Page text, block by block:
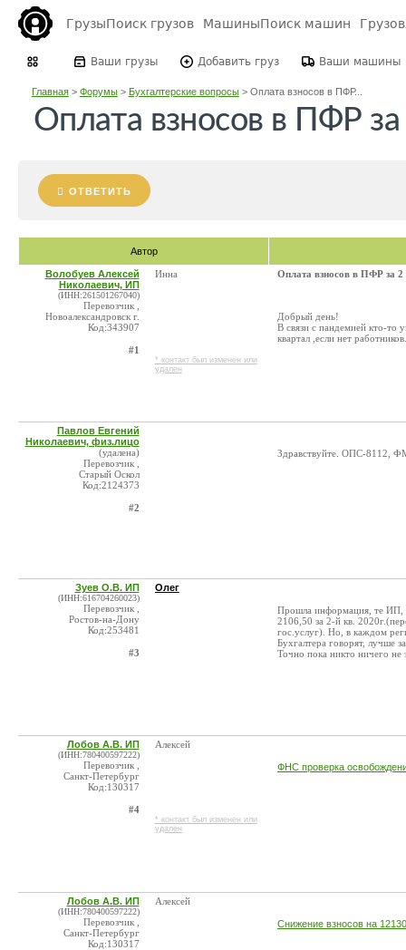
ГрузыПоиск грузов МашиныПоиск машин
Ваши грузы Добавить груз Ваши машины
Главная> Форумы> Бухгалтерские вопросы> Оплата взносов в ПФР...
Оплата взносов в ПФР за
ОТВЕТИТЬ
Автор
Волобуев Алексей
Николаевич, ИП
(ИНН:261501267040)
Перевозчик ,
Новоалександровск г.
Код:343907
#1
Инна
* контакт был изменен или
удален
Оплата взносов в ПФР за 2
Добрый день!
В связи с пандемией кто-то
квартал ,если нет
Павлов Евгений
Николаевич, физ.лицо
(удалена)
Перевозчик ,
Старый Оскол
Код:2124373
#2
Здравствуйте. ОПС-8112,
Зуев О.В. ИП
(ИНН:616704260023)
Перевозчик ,
Ростов-на-Дону
Код:253481
#3
Олег
Прошла информация, те ИП,
2106,50 за 2-й кв.
гос.услуг). Но, в каждом
Бухгалтера говорят, лучше
Точно пока никто ничего не
Лобов А.В. ИП
(ИНН:780400597222)
Перевозчик ,
Санкт-Петербург
Код:130317
#4
Алексей
* контакт был изменен или
удален
ФНС проверка
Лобов А.В. ИП
(ИНН:780400597222)
Перевозчик ,
Санкт-Петербург
Код:130317
Алексей
Снижение взносов на